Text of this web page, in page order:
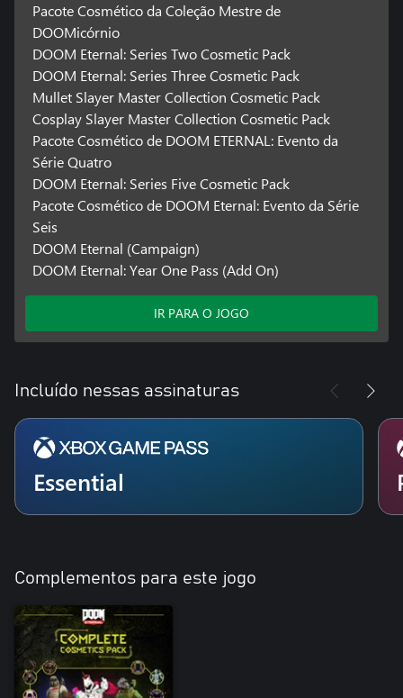
Pacote Cosmético da Coleção Mestre de
DOOMicórnio
DOOM Eternal: Series Two Cosmetic Pack
DOOM Eternal: Series Three Cosmetic Pack
Mullet Slayer Master Collection Cosmetic Pack
Cosplay Slayer Master Collection Cosmetic Pack
Pacote Cosmético de DOOM ETERNAL: Evento da
Série Quatro
DOOM Eternal: Series Five Cosmetic Pack
Pacote Cosmético de DOOM Eternal: Evento da Série
Seis
DOOM Eternal (Campaign)
DOOM Eternal: Year One Pass (Add On)
IR PARA O JOGO
Incluído nessas assinaturas
Essential
Complementos para este jogo